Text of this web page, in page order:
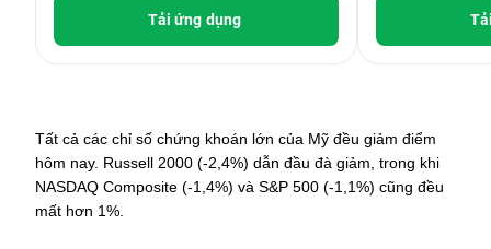
Tải ứng dụng
Tất cả các chỉ số chứng khoán lớn của Mỹ đều giảm điểm
hôm nay. Russell 2000 (-2,4%) dẫn đầu đà giảm, trong khi
NASDAQ Composite (-1,4%) và S&P 500 (-1,1%) cũng đều
mất hơn 1%.